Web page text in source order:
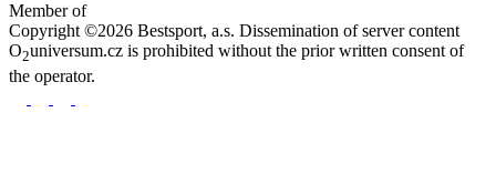
Member of
Copyright ©2026 Bestsport, a.s. Dissemination of server content
O2universum.cz is prohibited without the prior written consent of
the operator.